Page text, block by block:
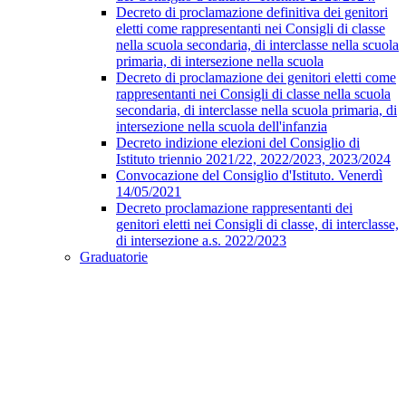
Decreto di proclamazione definitiva dei genitori
eletti come rappresentanti nei Consigli di classe
nella scuola secondaria, di interclasse nella scuola
primaria, di intersezione nella scuola
Decreto di proclamazione dei genitori eletti come
rappresentanti nei Consigli di classe nella scuola
secondaria, di interclasse nella scuola primaria, di
intersezione nella scuola dell'infanzia
Decreto indizione elezioni del Consiglio di
Istituto triennio 2021/22, 2022/2023, 2023/2024
Convocazione del Consiglio d'Istituto. Venerdì
14/05/2021
Decreto proclamazione rappresentanti dei
genitori eletti nei Consigli di classe, di interclasse,
di intersezione a.s. 2022/2023
Graduatorie